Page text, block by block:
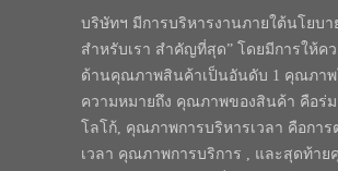
บริษัทฯ มีการบริหารงานภายใต้นโยบ
สำหรับเรา สำคัญที่สุด” โดยมีการให้ค
ด้านคุณภาพสินค้าเป็นอันดับ 1 คุณภา
ความหมายถึง คุณภาพของสินค้า คือร่
โลโก้, คุณภาพการบริหารเวลา คือการ
เวลา คุณภาพการบริการ , และสุดท้าย